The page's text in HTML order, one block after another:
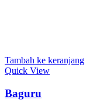
Tambah ke keranjang
Quick View
Baguru